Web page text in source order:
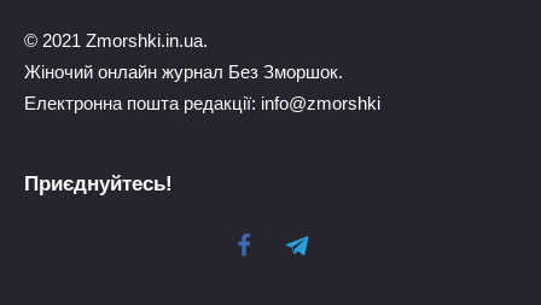
© 2021 Zmorshki.in.ua.
Жіночий онлайн журнал Без Зморшок.
Електронна пошта редакції: info@zmorshki
Приєднуйтесь!